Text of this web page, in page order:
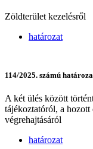
Zöldterület kezelésről
határozat
114/2025. számú
A két ülés között
tájékoztatóról, a
végrehajtásáról
határozat